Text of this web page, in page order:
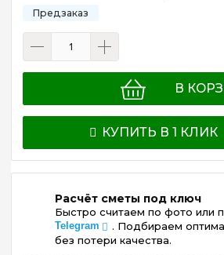
В
КУПИТЬ В 1 КЛИК
Расчёт сметы под ключ
Быстро считаем по фото или
Telegram
. Подбираем
без потери качества.